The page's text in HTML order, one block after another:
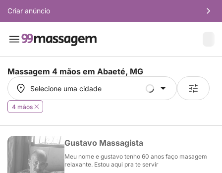
Criar anúncio
Massagem 4 mãos em Abaeté, MG
Selecione uma cidade
Selecione uma cidade
4 mãos
Gustavo Massagista
Meu nome e gustavo tenho 60 anos faço masagem
relaxante. Estou aqui pra te servir